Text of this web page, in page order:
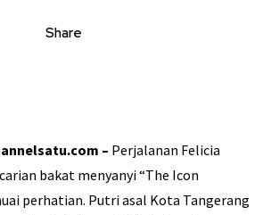
Share
– Perjalanan Felicia
bakat menyanyi “The Icon
perhatian. Putri asal Kota Tangerang